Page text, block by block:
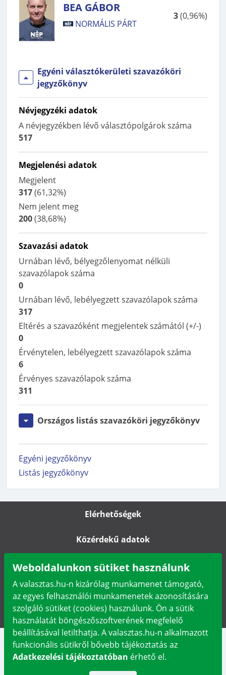
BEA GÁBOR
NORMÁLIS PÁRT
3(0,96%)
Egyéni választókerületi szavazóköri
jegyzőkönyv
Névjegyzéki adatok
A névjegyzékben lévő választópolgárok száma
517
Megjelenési adatok
Megjelent
317(61,32%)
Nem jelent meg
200(38,68%)
Szavazási adatok
Urnában lévő, bélyegzőlenyomat nélküli
szavazólapok száma
0
Urnában lévő, lebélyegzett szavazólapok száma
317
Eltérés a szavazóként megjelentek számától (+/-)
0
Érvénytelen, lebélyegzett szavazólapok száma
6
Érvényes szavazólapok száma
311
Országos listás szavazóköri jegyzőkönyv
Egyéni jegyzőkönyv
Listás jegyzőkönyv
Elérhetőségek
Közérdekű adatok
Impresszum
Karrier
Adatkezelési tájékoztató
Weboldalunkon sütiket használunk
A valasztas.hu-n kizárólag munkamenet támogató,
az egyes felhasználói munkamenetek azonosítására
szolgáló sütiket (cookies) használunk. Ön a sütik
használatát böngészőszoftverének megfelelő
beállításával letilthatja. A valasztas.hu-n alkalmazott
funkcionális sütikről bővebb tájékoztatás az
Adatkezelési tájékoztatóban érhető el.